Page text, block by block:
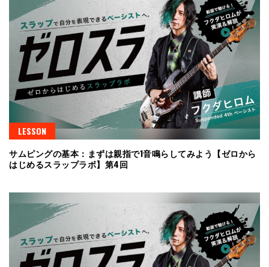
LESSON
サムピングの基本：まずは親指で1音鳴らしてみよう【ゼロから
はじめるスラップラボ】第4回